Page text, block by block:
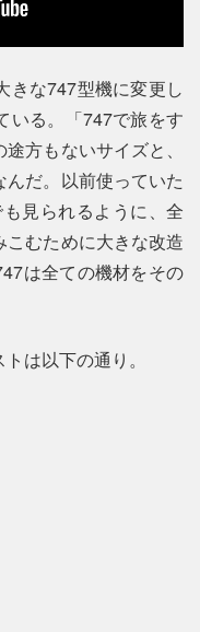
きな747型機に変更し
いる。「747で旅をす
方もないサイズと、
だ。以前使っていた
見られるように、全
むために大きな改造
は全ての機材をその
は以下の通り。